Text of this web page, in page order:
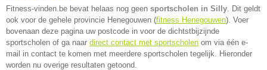
Fitness-vinden.be bevat helaas nog geen sportscholen in Silly. Dit geldt
ook voor de gehele provincie Henegouwen (fitness Henegouwen). Voer
bovenaan deze pagina uw postcode in voor de dichtstbijzijnde
sportscholen of ga naar direct contact met sportscholen om via één e-
mail in contact te komen met meerdere sportscholen tegelijk. Hieronder
worden nu overige resultaten getoond.